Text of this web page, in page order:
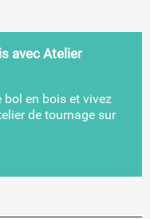
avec Atelier
bol en bois et vivez
de tournage sur